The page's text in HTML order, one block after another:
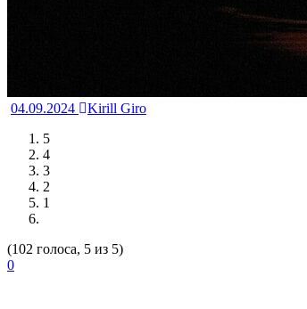
04.09.2024
Kirill Giro
5
4
3
2
1
(102 голоса, 5 из 5)
0